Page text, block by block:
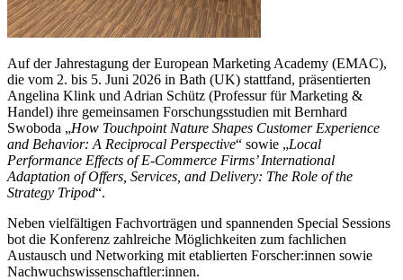
Auf der Jahrestagung der European Marketing Academy (EMAC),
die vom 2. bis 5. Juni 2026 in Bath (UK) stattfand, präsentierten
Angelina Klink und Adrian Schütz (Professur für Marketing &
Handel) ihre gemeinsamen Forschungsstudien mit Bernhard
Swoboda „How Touchpoint Nature Shapes Customer Experience
and Behavior: A Reciprocal Perspective“ sowie „Local
Performance Effects of E-Commerce Firms’ International
Adaptation of Offers, Services, and Delivery: The Role of the
Strategy Tripod“.
Neben vielfältigen Fachvorträgen und spannenden Special Sessions
bot die Konferenz zahlreiche Möglichkeiten zum fachlichen
Austausch und Networking mit etablierten Forscher:innen sowie
Nachwuchswissenschaftler:innen.